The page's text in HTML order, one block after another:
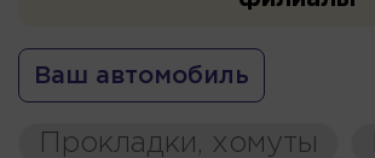
Ваш автомобиль
Прокладки, хомуты